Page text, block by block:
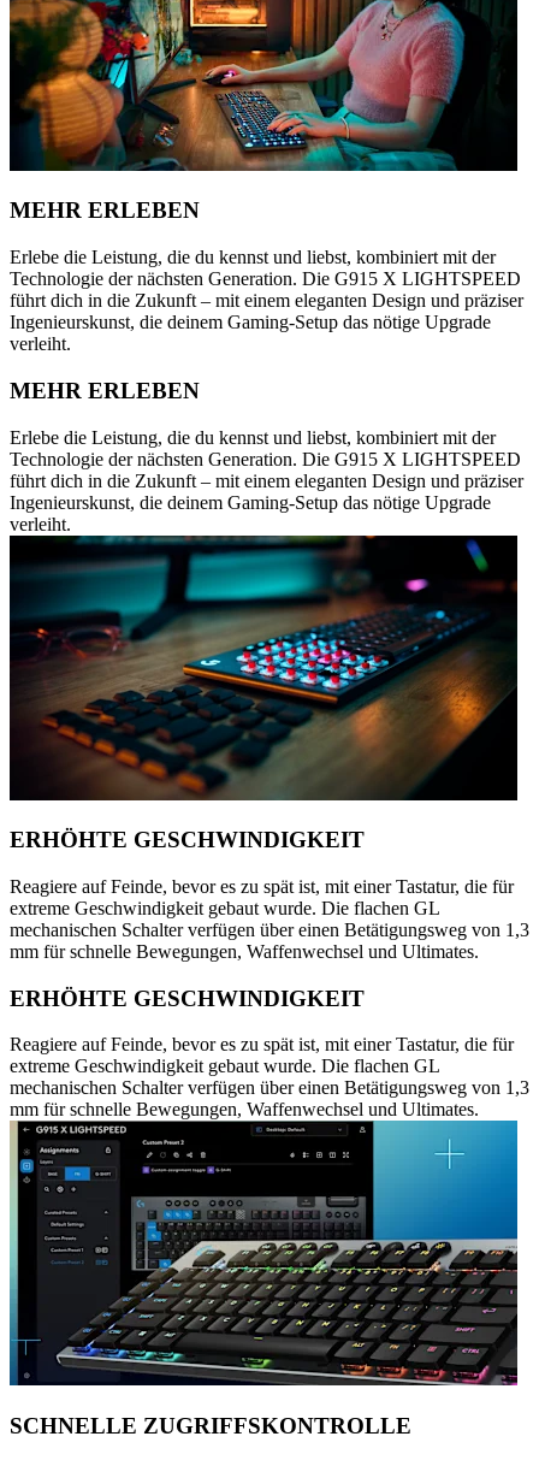
MEHR ERLEBEN
Erlebe die Leistung, die du kennst und liebst, kombiniert mit der
Technologie der nächsten Generation. Die G915 X LIGHTSPEED
führt dich in die Zukunft – mit einem eleganten Design und präziser
Ingenieurskunst, die deinem Gaming-Setup das nötige Upgrade
verleiht.
MEHR ERLEBEN
Erlebe die Leistung, die du kennst und liebst, kombiniert mit der
Technologie der nächsten Generation. Die G915 X LIGHTSPEED
führt dich in die Zukunft – mit einem eleganten Design und präziser
Ingenieurskunst, die deinem Gaming-Setup das nötige Upgrade
verleiht.
ERHÖHTE GESCHWINDIGKEIT
Reagiere auf Feinde, bevor es zu spät ist, mit einer Tastatur, die für
extreme Geschwindigkeit gebaut wurde. Die flachen GL
mechanischen Schalter verfügen über einen Betätigungsweg von 1,3
mm für schnelle Bewegungen, Waffenwechsel und Ultimates.
ERHÖHTE GESCHWINDIGKEIT
Reagiere auf Feinde, bevor es zu spät ist, mit einer Tastatur, die für
extreme Geschwindigkeit gebaut wurde. Die flachen GL
mechanischen Schalter verfügen über einen Betätigungsweg von 1,3
mm für schnelle Bewegungen, Waffenwechsel und Ultimates.
SCHNELLE ZUGRIFFSKONTROLLE